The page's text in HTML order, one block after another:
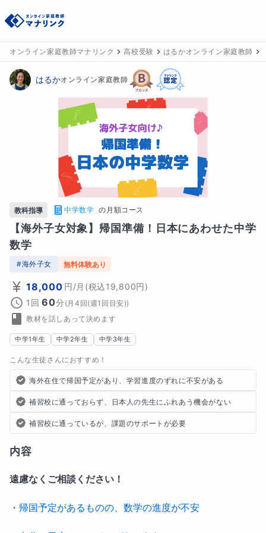
オンライン家庭教師マナリンク 高校受験 はるかオンライン家庭教師
はるかオンライン家庭教師
教科指導 中学数学 の 月額コース
【海外子女対象】帰国準備！日本にあわせた中学
数学
#海外子女 無料体験あり
18,000 円/月 (税込19,800円)
1回 60分 (月4回(週1回目安))
教材を話しあって決めます
中学1年生 中学2年生 中学3年生
こんな生徒さんにおすすめ！
海外在住で帰国予定があり、学習進度のずれに不安がある
補習校に通っておらず、日本人の先生にふれあう機会がない
補習校に通っているが、課題のサポートが必要
内容
遠慮なくご相談ください！
・帰国予定があるものの、数学の進度が不安